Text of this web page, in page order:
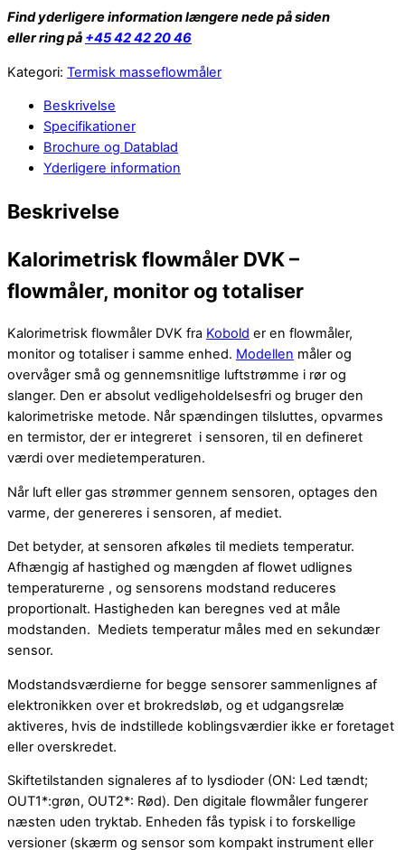
Find yderligere information længere nede på siden
eller ring på +45 42 42 20 46
Kategori: Termisk masseflowmåler
Beskrivelse
Specifikationer
Brochure og Datablad
Yderligere information
Beskrivelse
Kalorimetrisk flowmåler DVK –
flowmåler, monitor og totaliser
Kalorimetrisk flowmåler DVK fra Kobold er en flowmåler,
monitor og totaliser i samme enhed. Modellen måler og
overvåger små og gennemsnitlige luftstrømme i rør og
slanger. Den er absolut vedligeholdelsesfri og bruger den
kalorimetriske metode. Når spændingen tilsluttes, opvarmes
en termistor, der er integreret i sensoren, til en defineret
værdi over medietemperaturen.
Når luft eller gas strømmer gennem sensoren, optages den
varme, der genereres i sensoren, af mediet.
Det betyder, at sensoren afkøles til mediets temperatur.
Afhængig af hastighed og mængden af flowet udlignes
temperaturerne , og sensorens modstand reduceres
proportionalt. Hastigheden kan beregnes ved at måle
modstanden. Mediets temperatur måles med en sekundær
sensor.
Modstandsværdierne for begge sensorer sammenlignes af
elektronikken over et brokredsløb, og et udgangsrelæ
aktiveres, hvis de indstillede koblingsværdier ikke er foretaget
eller overskredet.
Skiftetilstanden signaleres af to lysdioder (ON: Led tændt;
OUT1*:grøn, OUT2*: Rød). Den digitale flowmåler fungerer
næsten uden tryktab. Enheden fås typisk i to forskellige
versioner (skærm og sensor som kompakt instrument eller